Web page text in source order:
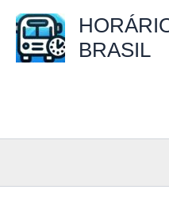
para
BRASIL